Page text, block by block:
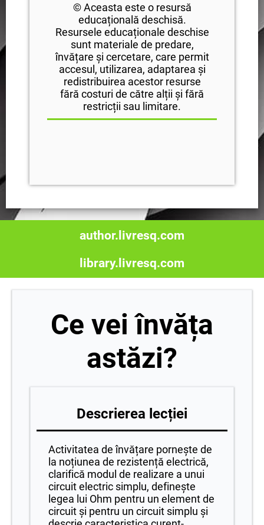
© Aceasta este o resursă
educațională deschisă.
Resursele educaționale deschise
sunt materiale de predare,
învățare și cercetare, care permit
accesul, utilizarea, adaptarea și
redistribuirea acestor resurse
fără costuri de către alții și fără
restricții sau limitare.
author.livresq.com
library.livresq.com
Ce vei învăța
astăzi?
Descrierea lecției
Activitatea de învățare pornește de
la noțiunea de rezistență electrică,
clarifică modul de realizare a unui
circuit electric simplu, definește
legea lui Ohm pentru un element de
circuit și pentru un circuit simplu și